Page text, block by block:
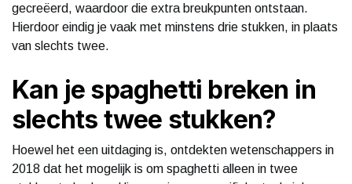
gecreëerd, waardoor die extra breukpunten ontstaan.
Hierdoor eindig je vaak met minstens drie stukken, in plaats
van slechts twee.
Kan je spaghetti breken in
slechts twee stukken?
Hoewel het een uitdaging is, ontdekten wetenschappers in
2018 dat het mogelijk is om spaghetti alleen in twee